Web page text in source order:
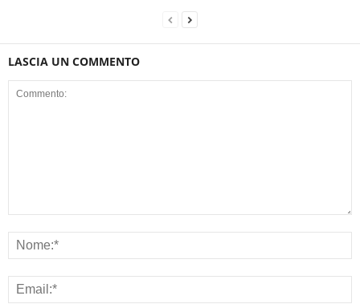
LASCIA UN COMMENTO